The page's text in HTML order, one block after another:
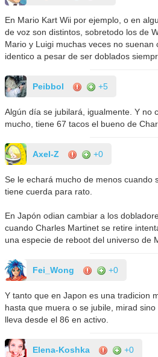
En Mario Kart Wii por ejemplo, o en
de voz son distintos, sobretodo los de
Mario y Luigi muchas veces no
identico a pesar de ser doblados
Peibbol +5
Algún día se jubilará, igualmente. Y no
mucho, tiene 67 tacos el bueno de
Axel-Z +0
Se le echará mucho de menos cuando
tiene cuerda para rato.
En Japón odian cambiar a los
cuando Charles Martinet se retire
una especie de reboot del universo de
Fei_Wong +0
Y tanto que en Japon es una tradicion
hasta que muera o se jubile, mirad
lleva desde el 86 en activo.
Elena-Koshka +0